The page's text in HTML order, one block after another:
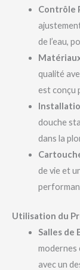
Contrôle
de l’eau,
qualité
est conçu
douche
dans la
de vie et
Utilisation du
Salles de
modernes
avec un